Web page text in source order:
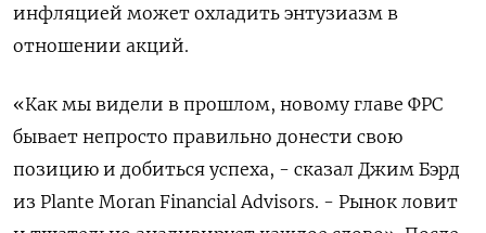
инфляцией может охладить энтузиазм в
отношении акций.
«Как мы видели в прошлом, новому главе ФРС
бывает непросто правильно донести свою
позицию и добиться успеха, - сказал Джим Бэрд
из Plante Moran Financial ​Advisors. - Рынок ловит